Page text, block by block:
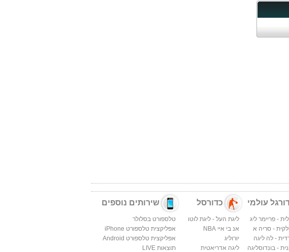
עולמי
- פריימר ליג
- סריה א
- לה ליגה
- בונדוסליגה
כדורסל
ליגת העל - ליגת לוטו
אנ בי איי NBA
יורוליג
ליגה אדריאטית
שירותים נוספים
טלספורט בסלולר
אפליקצית טלספורט iPhone
אפליקצית טלספורט Android
תוצאות LIVE